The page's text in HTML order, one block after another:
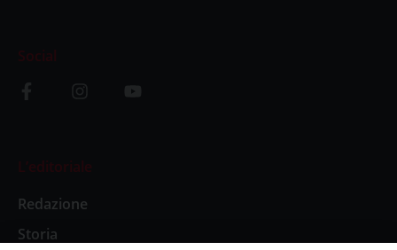
Social
L’editoriale
Redazione
Storia